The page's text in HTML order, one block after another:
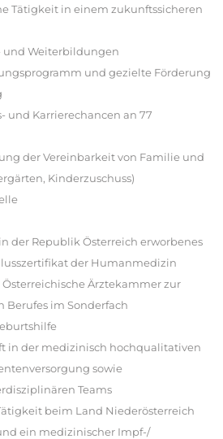
Tätigkeit in einem zukunftssicheren
und Weiterbildungen
und gezielte Förderung
und Karrierechancen an 77
der Vereinbarkeit von Familie und
Kinderzuschuss)
der Republik Österreich erworbenes
der Humanmedizin
Ärztekammer zur
Berufes im Sonderfach
in der medizinisch hochqualitativen
sowie
Teams
beim Land Niederösterreich
ein medizinischer Impf-/